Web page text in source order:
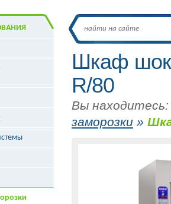
Шкаф
R/80
Вы находитесь:
заморозки »